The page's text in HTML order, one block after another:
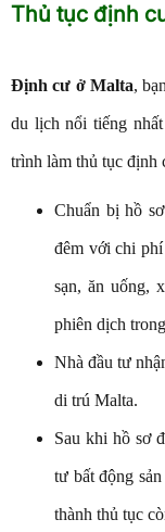
Thủ tục định
Định cư ở Malta,
du lịch nổi tiếng
trình làm thủ tục định
Chuẩn bị hồ
đêm với chi
sạn, ăn uống,
phiên dịch
Nhà đầu tư
di trú Malta.
Sau khi hồ sơ
tư bất động
thành thủ tục